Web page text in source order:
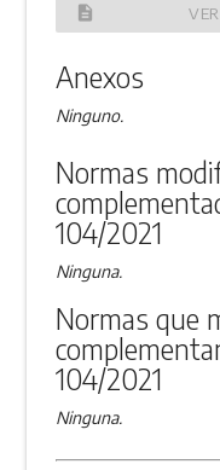
description
Anexos
Ninguno.
Normas
104/2021
Ninguna.
Normas que
104/2021
Ninguna.